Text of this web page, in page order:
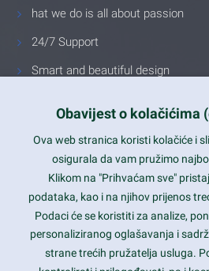
hat we do is all about passion
24/7 Support
Smart and beautiful design
Latest trends and much more...
Contact Info
1600 Amphitheatre Parkway,
Obavijest o kolačićima
Ova web stranica koristi kolačiće i
osigurala da vam pružimo
Klikom na "Prihvaćam sve"
podataka, kao i na njihov prijenos
Podaci će se koristiti za analize,
personaliziranog oglašavanja i
strane trećih pružatelja usluga.